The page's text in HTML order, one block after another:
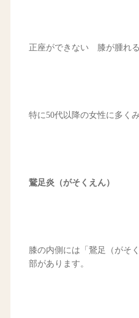
正座ができない 膝が腫れ
特に50代以降の女性に多く
鵞足炎（がそくえん）
膝の内側には「鵞足（がそ
部があります。